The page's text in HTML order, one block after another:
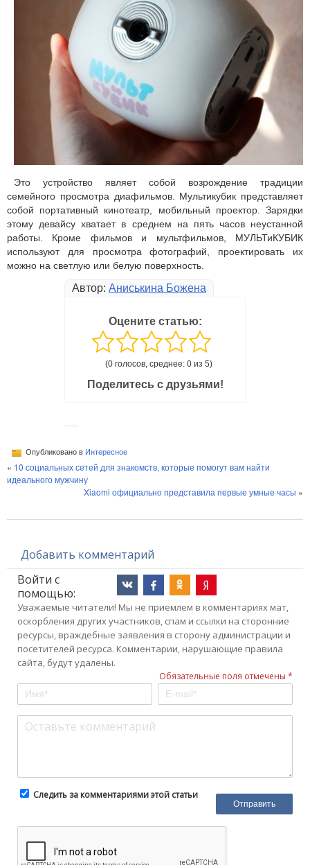
Это устройство являет собой возрождение традиции
семейного просмотра диафильмов. Мультикубик представляет
собой портативный кинотеатр, мобильный проектор. Зарядки
этому девайсу хватает в среднем на пять часов неустанной
работы. Кроме фильмов и мультфильмов, МУЛЬТиКУБИК
используют для просмотра фотографий, проектировать их
можно на светлую или белую поверхность.
Автор: Аниськина Божена
Оцените статью:
(0 голосов, среднее: 0 из 5)
Поделитесь с друзьями!
Опубликовано в Интересное
« 10 социальных сетей для знакомств, которые помогут вам найти
идеального мужчину
Xiaomi официально представила первые умные часы »
Добавить комментарий
Войти с
помощью:
Уважаемые читатели! Мы не приемлем в комментариях мат,
оскорбления других участников, спам и ссылки на сторонние
ресурсы, враждебные заявления в сторону администрации и
посетителей ресурса. Комментарии, нарушающие правила
сайта, будут удалены.
Обязательные поля отмечены *
Следить за комментариями этой статьи